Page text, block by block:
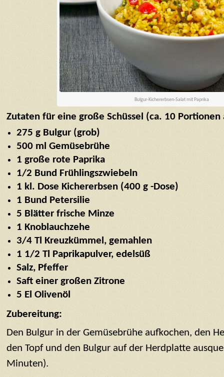
Bulgur-Kichererbsen-Salat mit Paprika
Zutaten für eine große Schüssel (ca. 10 Portionen
275 g Bulgur (grob)
500 ml Gemüsebrühe
1 große rote Paprika
1/2 Bund Frühlingszwiebeln
1 kl. Dose Kichererbsen (400 g -Dose)
1 Bund Petersilie
5 Blätter frische Minze
1 Knoblauchzehe
3/4 Tl Kreuzkümmel, gemahlen
1 1/2 Tl Paprikapulver, edelsüß
Salz, Pfeffer
Saft einer großen Zitrone
5 El Olivenöl
Zubereitung:
Den Bulgur in der Gemüsebrühe aufkochen, den
den Topf und den Bulgur auf der Herdplatte
Minuten).